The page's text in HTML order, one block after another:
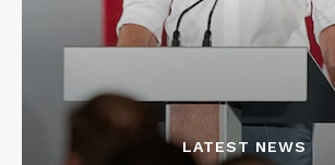
LATEST NEWS